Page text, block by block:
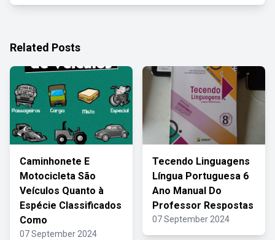
Related Posts
Caminhonete E
Motocicleta São
Veículos Quanto à
Espécie Classificados
Como
07 September 2024
Tecendo Linguagens
Língua Portuguesa 6
Ano Manual Do
Professor Respostas
07 September 2024